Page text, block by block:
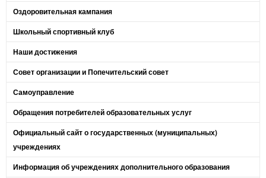
Оздоровительная кампания
Школьный спортивный клуб
Наши достижения
Совет организации и Попечительский совет
Самоуправление
Обращения потребителей образовательных услуг
Официальный сайт о государственных (муниципальных)
учреждениях
Информация об учреждениях дополнительного образования